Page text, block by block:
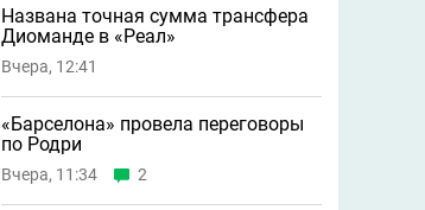
Названа точная сумма трансфера
Диоманде в «Реал»
Вчера, 12:41
«Барселона» провела переговоры
по Родри
Вчера, 11:34 2